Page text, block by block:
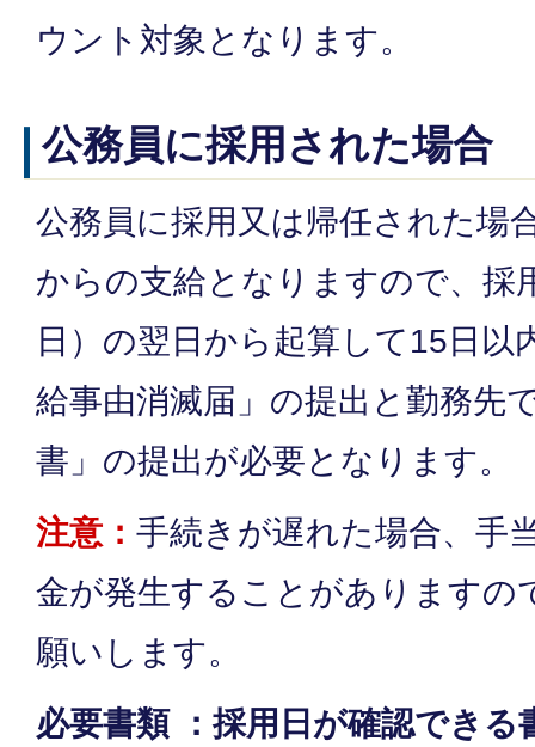
ウント対象となります。
公務員に採用された場合
公務員に採用又は帰任された場
からの支給となりますので、採
日）の翌日から起算して15日以
給事由消滅届」の提出と勤務先
書」の提出が必要となります。
注意： 手続きが遅れた場合、手
金が発生することがありますの
願いします。
必要書類 ：採用日が確認できる